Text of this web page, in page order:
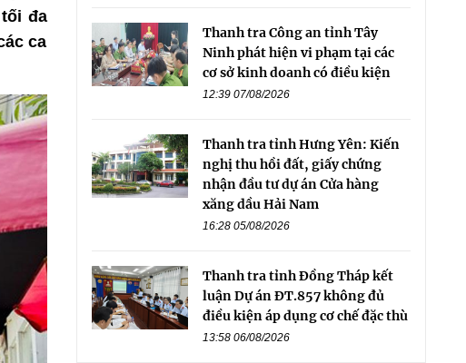
đa
ca
Thanh tra Công an tỉnh Tây
Ninh phát hiện vi phạm tại các
cơ sở kinh doanh có điều kiện
12:39 07/08/2026
Thanh tra tỉnh Hưng Yên: Kiến
nghị thu hồi đất, giấy chứng
nhận đầu tư dự án Cửa hàng
xăng dầu Hải Nam
16:28 05/08/2026
Thanh tra tỉnh Đồng Tháp kết
luận Dự án ĐT.857 không đủ
điều kiện áp dụng cơ chế đặc thù
13:58 06/08/2026